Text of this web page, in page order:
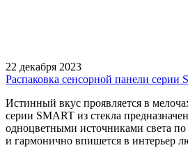
22 декабря 2023
Распаковка сенсорной панели серии
Истинный вкус проявляется в
серии SMART из стекла
одноцветными источниками света
и гармонично впишется в интерьер